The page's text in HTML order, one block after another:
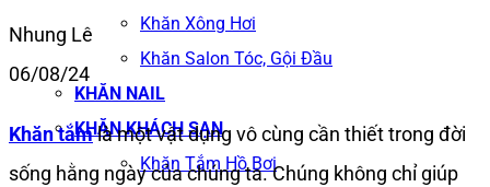
Khăn Xông Hơi
Khăn Salon Tóc, Gội Đầu
KHĂN NAIL
KHĂN KHÁCH SẠN
Khăn Tắm Hồ Bơi
Nhung Lê
06/08/24
Khăn tắmlà một vật dụng vô cùng cần thiết trong đời
sống hằng ngày của chúng ta. Chúng không chỉ giúp